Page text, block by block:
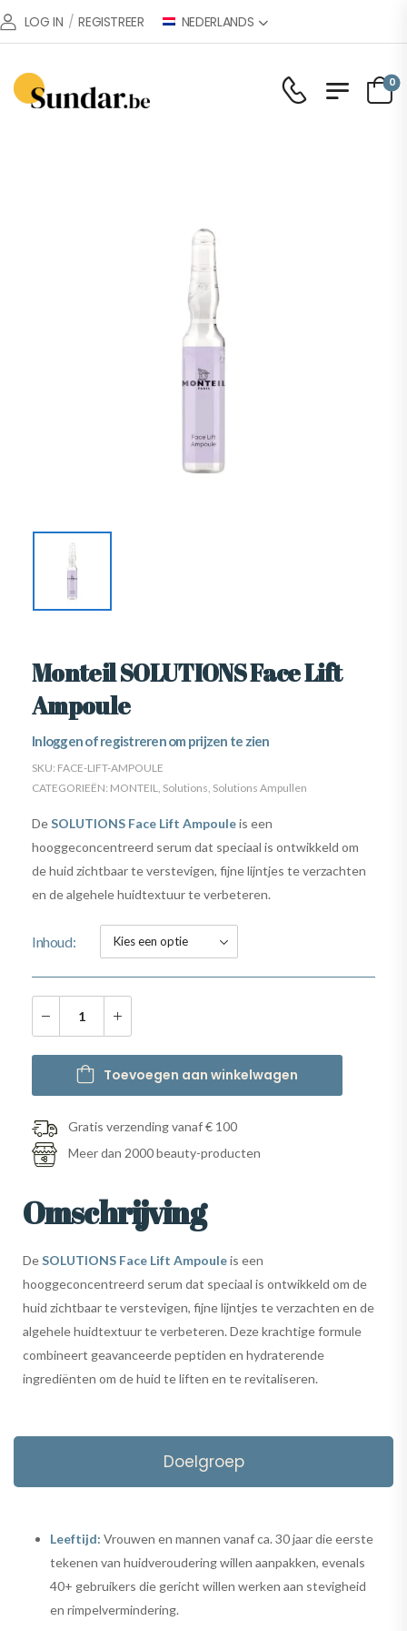
LOG IN / REGISTREER NEDERLANDS
0
Monteil SOLUTIONS Face Lift
Ampoule
Inloggen of registreren om prijzen te zien
SKU: FACE-LIFT-AMPOULE
CATEGORIEËN: MONTEIL Solutions Solutions Ampullen
DeSOLUTIONS Face Lift Ampouleis een
hooggeconcentreerd serum dat speciaal is ontwikkeld om
de huid zichtbaar te verstevigen, fijne lijntjes te verzachten
en de algehele huidtextuur te verbeteren.
Inhoud
Toevoegen aan winkelwagen
Gratis verzending vanaf € 100
Meer dan 2000 beauty-producten
Omschrijving
DeSOLUTIONS Face Lift Ampouleis een
hooggeconcentreerd serum dat speciaal is ontwikkeld om de
huid zichtbaar te verstevigen, fijne lijntjes te verzachten en de
algehele huidtextuur te verbeteren. Deze krachtige formule
combineert geavanceerde peptiden en hydraterende
ingrediënten om de huid te liften en te revitaliseren.
Doelgroep
Leeftijd: Vrouwen en mannen vanaf ca. 30 jaar die eerste
tekenen van huidveroudering willen aanpakken, evenals
40+ gebruikers die gericht willen werken aan stevigheid
en rimpelvermindering.